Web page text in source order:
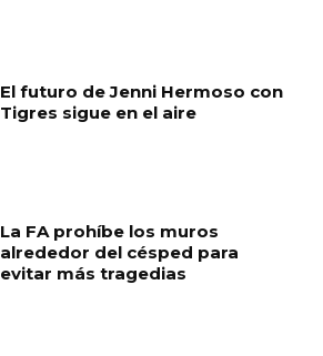
El futuro de Jenni Hermoso con
Tigres sigue en el aire
La FA prohíbe los muros
alrededor del césped para
evitar más tragedias